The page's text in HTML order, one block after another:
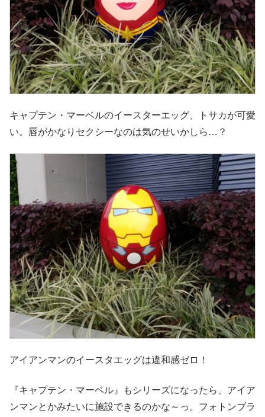
キャプテン・マーベルのイースターエッグ、トサカが可愛
い。唇がかなりセクシーなのは気のせいかしら…？
アイアンマンのイースタエッグは違和感ゼロ！
『キャプテン・マーベル』もシリーズになったら、アイア
ンマンとかみたいに施設できるのかな～っ。フォトンブラ